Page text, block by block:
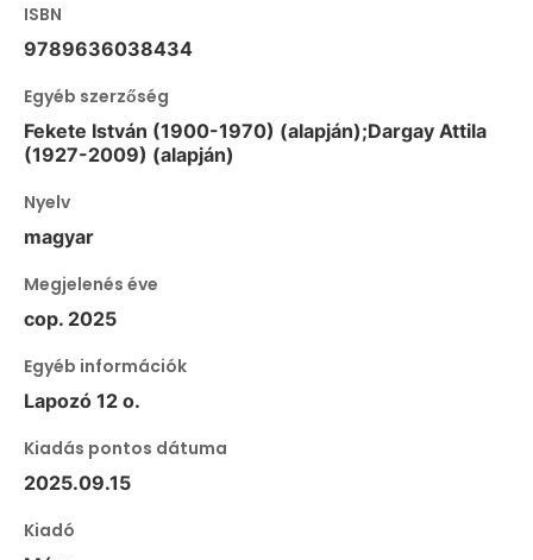
ISBN
9789636038434
Egyéb szerzőség
Fekete István (1900-1970) (alapján);Dargay Attila
(1927-2009) (alapján)
Nyelv
magyar
Megjelenés éve
cop. 2025
Egyéb információk
Lapozó 12 o.
Kiadás pontos dátuma
2025.09.15
Kiadó